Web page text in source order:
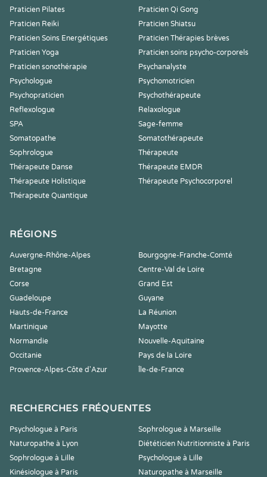
Praticien Pilates
Praticien Qi Gong
Praticien Reiki
Praticien Shiatsu
Praticien Soins Energétiques
Praticien Thérapies brèves
Praticien Yoga
Praticien soins psycho-corporels
Praticien sonothérapie
Psychanalyste
Psychologue
Psychomotricien
Psychopraticien
Psychothérapeute
Reflexologue
Relaxologue
SPA
Sage-femme
Somatopathe
Somatothérapeute
Sophrologue
Thérapeute
Thérapeute Danse
Thérapeute EMDR
Thérapeute Holistique
Thérapeute Psychocorporel
Thérapeute Quantique
RÉGIONS
Auvergne-Rhône-Alpes
Bourgogne-Franche-Comté
Bretagne
Centre-Val de Loire
Corse
Grand Est
Guadeloupe
Guyane
Hauts-de-France
La Réunion
Martinique
Mayotte
Normandie
Nouvelle-Aquitaine
Occitanie
Pays de la Loire
Provence-Alpes-Côte d'Azur
Île-de-France
RECHERCHES FRÉQUENTES
Psychologue à Paris
Sophrologue à Marseille
Naturopathe à Lyon
Diététicien Nutritionniste à Paris
Sophrologue à Lille
Psychologue à Lille
Kinésiologue à Paris
Naturopathe à Marseille